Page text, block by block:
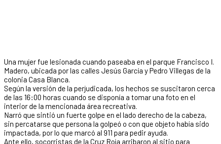
Una mujer fue lesionada cuando paseaba en el parque Francisco I.
Madero, ubicada por las calles Jesús García y Pedro Villegas de la
colonia Casa Blanca.
Según la versión de la perjudicada, los hechos se suscitaron cerca
de las 16:00 horas cuando se disponía a tomar una foto en el
interior de la mencionada área recreativa.
Narró que sintió un fuerte golpe en el lado derecho de la cabeza,
sin percatarse que persona la golpeó o con que objeto había sido
impactada, por lo que marcó al 911 para pedir ayuda.
Ante ello, socorristas de la Cruz Roja arribaron al sitio para